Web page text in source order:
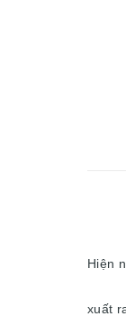
Hiện
xuất